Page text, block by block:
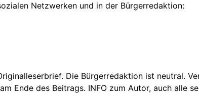
Netzwerken und in der Bürgerredaktion:
Die Bürgerredaktion ist neutral.
Ende des Beitrags. INFO zum Autor, auch alle